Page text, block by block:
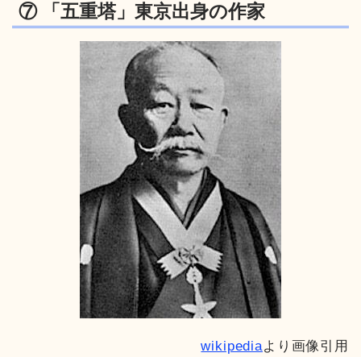
⑦ 「五重塔」東京出身の作家
wikipediaより画像引用